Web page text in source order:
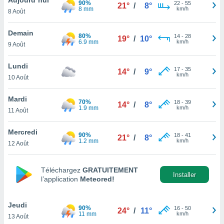
et
»,
au
vous
qu'ils
ou
le
ainsi
un
la
du
8 Août
90%
8 mm
21° / 8° 22- 55
km/h
Demain
9 Août
80%
6.9 mm
19° / 10° 14- 28
km/h
Lundi
10 Août
14° / 9° 17- 35
km/h
Mardi
11 Août
70%
1.9 mm
14° / 8° 18- 39
km/h
Mercredi
12 Août
90%
1.2 mm
21° / 8° 18- 41
km/h
Téléchargez GRATUITEMENT
l’application Meteored!
Installer
Jeudi
13 Août
90%
11 mm
24° / 11° 16- 50
km/h